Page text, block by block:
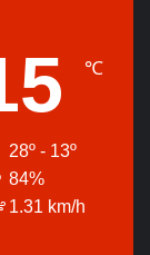
℃
28º - 13º
84%
1.31 km/h